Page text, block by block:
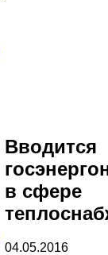
Вводится
в сфере
04.05.2016